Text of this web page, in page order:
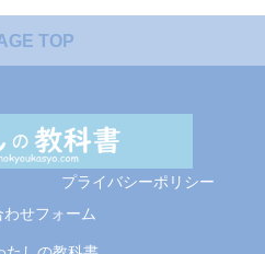
TOP
プライバシーポリシー
わせフォーム